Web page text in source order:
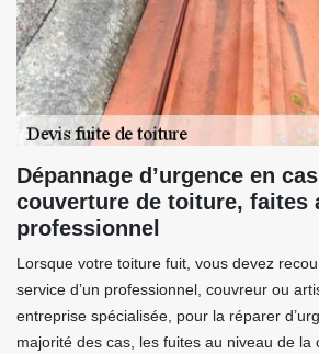
Dépannage d’urgence en
couverture de toiture, faites
professionnel
Lorsque votre toiture fuit, vous devez
service d’un professionnel, couvreur ou
entreprise spécialisée, pour la réparer
majorité des cas, les fuites au niveau de la